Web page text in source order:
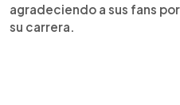
agradeciendo a sus fans
su carrera.